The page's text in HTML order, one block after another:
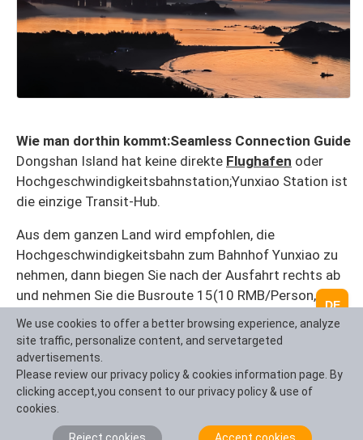
Wie man dorthin kommt:Seamless Connection Guide
Dongshan Island hat keine direkte Flughafen oder
Hochgeschwindigkeitsbahnstation;Yunxiao Station ist
die einzige Transit-Hub.
Aus dem ganzen Land wird empfohlen, die
Hochgeschwindigkeitsbahn zum Bahnhof Yunxiao zu
nehmen, dann biegen Sie nach der Ausfahrt rechts ab
und nehmen Sie die Busroute 15(10 RMB/Person,ca. 1
Stunde nach Tongling Town) oder teilen Sie ein
Taxi(30-40 RMB/Person) auf die Insel.
Von der Stadt Shangrao wird empfohlen, ein Taxi zu
fahren/ zu nehmen, nach"Tongling Town,"ca. 2 Stunden
vonXiamen
DE
We use cookies to offer a better browsing experience, analyze
site traffic, personalize content, and servetargeted
advertisements.
Please review our privacy policy & cookies information page. By
clicking accept,you consent to our privacy policy & use of
cookies.